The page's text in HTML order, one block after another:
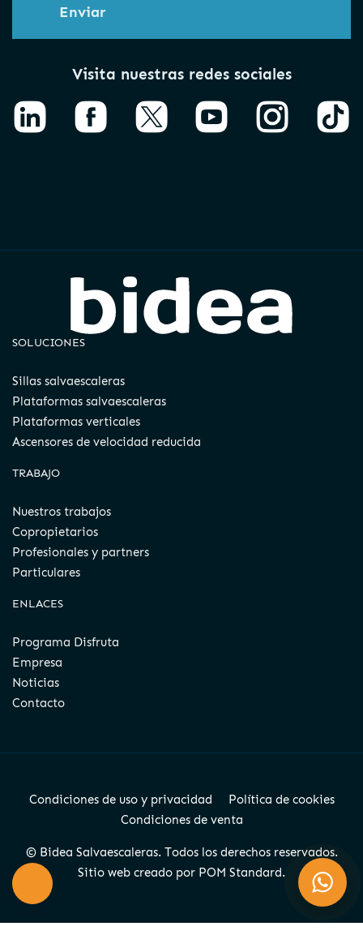
Enviar
Visita nuestras redes sociales
SOLUCIONES
Sillas salvaescaleras
Plataformas salvaescaleras
Plataformas verticales
Ascensores de velocidad reducida
TRABAJO
Nuestros trabajos
Copropietarios
Profesionales y partners
Particulares
ENLACES
Programa Disfruta
Empresa
Noticias
Contacto
Condiciones de uso y privacidad
Política de cookies
Condiciones de venta
© Bidea Salvaescaleras. Todos los derechos reservados.
Sitio web creado por POM Standard.